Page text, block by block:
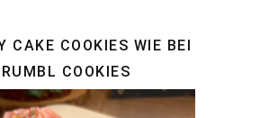
CAKE COOKIES WIE BEI
COOKIES